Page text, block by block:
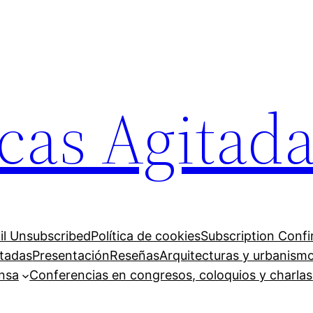
UnsubscribedPolítica de cookiesSubscription
PresentaciónReseñasArquitecturas y
Conferencias en congresos, coloquios y charlas